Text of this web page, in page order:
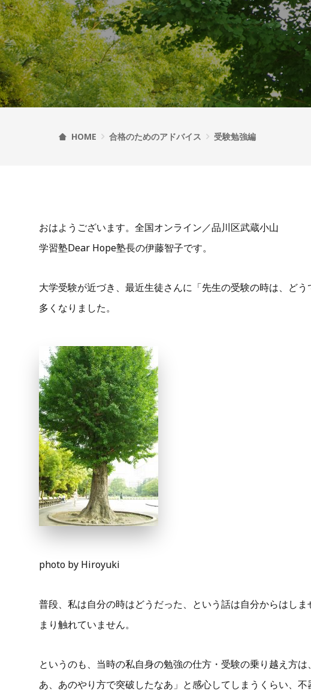
HOME 合格のためのアドバイス 受験勉強編
おはようございます。全国オンライン／品川区武蔵小山
学習塾Dear Hope塾長の伊藤智子です。
大学受験が近づき、最近生徒さんに「先生の受験の時は、ど
多くなりました。
photo by Hiroyuki
普段、私は自分の時はどうだった、という話は自分からはし
まり触れていません。
というのも、当時の私自身の勉強の仕方・受験の乗り越え方
あ、あのやり方で突破したなあ」と感心してしまうくらい、不